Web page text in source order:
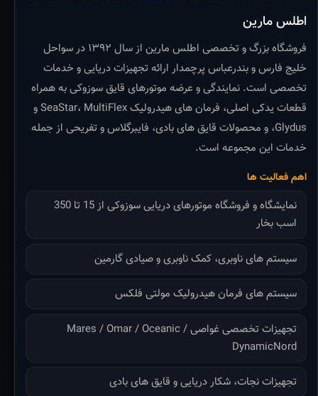
اطلس مارین
فروشگاه بزرگ و تخصصی اطلس مارین از سال ۱۳۹۲ در سواحل
خلیج فارس و بندرعباس پرچمدار ارائه تجهیزات دریایی و خدمات
تخصصی است. نمایندگی و عرضه موتورهای قایق سوزوکی به همراه
قطعات یدکی اصلی، فرمان های هیدرولیک SeaStar، MultiFlex و
Glydus، و محصولات قایق های بادی، فایبرگلاس و تفریحی از جمله
خدمات این مجموعه است.
اهم فعالیت ها
نمایشگاه و فروشگاه موتورهای دریایی سوزوکی از 15 تا 350
اسب بخار
سیستم های ناوبری، کمک ناوبری و صیادی گارمین
سیستم های فرمان هیدرولیک مولتی فلکس
تجهیزات تخصصی غواصی Mares / Omar / Oceanic /
DynamicNord
تجهیزات نجات، شکار دریایی و قایق های بادی